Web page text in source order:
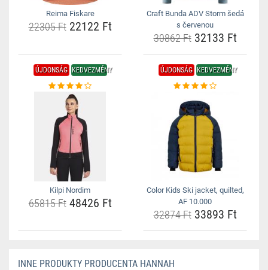
Reima Fiskare
22305 Ft22122 Ft
Craft Bunda ADV Storm šedá
s červenou
30862 Ft32133 Ft
ÚJDONSÁG KEDVEZMÉNY
Kilpi Nordim
65815 Ft48426 Ft
ÚJDONSÁG KEDVEZMÉNY
Color Kids Ski jacket, quilted,
AF 10.000
32874 Ft33893 Ft
INNE PRODUKTY PRODUCENTA HANNAH